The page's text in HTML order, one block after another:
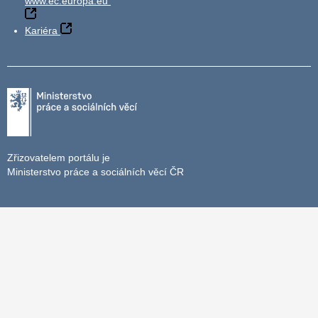
Kariéra
Zřizovatelem portálu je
Ministerstvo práce a sociálních věcí ČR